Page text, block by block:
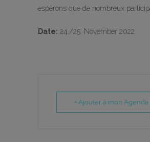
espérons que de nombreux
Date: 24./25. November 2022
+ Ajouter à mon